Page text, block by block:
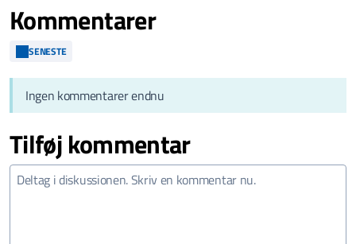
Kommentarer
SENESTE
Ingen kommentarer endnu
Tilføj kommentar